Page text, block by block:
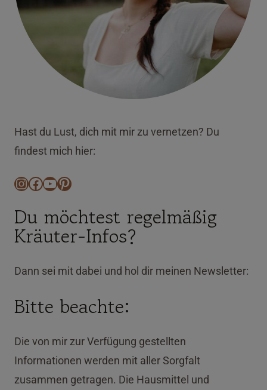
Hast du Lust, dich mit mir zu vernetzen? Du
findest mich hier:
Instagram
Facebook
YouTube
Pinterest
Du möchtest regelmäßig
Kräuter-Infos?
Dann sei mit dabei und hol dir meinen Newsletter:
Bitte beachte:
Die von mir zur Verfügung gestellten
Informationen werden mit aller Sorgfalt
zusammen getragen. Die Hausmittel und